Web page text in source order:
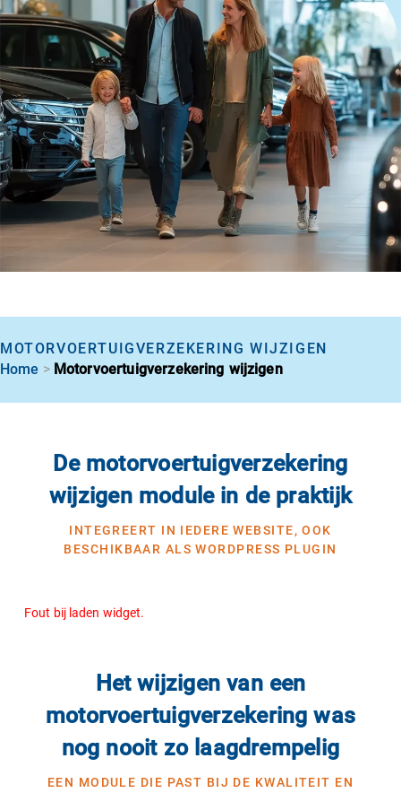
MOTORVOERTUIGVERZEKERING WIJZIGEN
Home > Motorvoertuigverzekering wijzigen
De motorvoertuigverzekering
wijzigen module in de praktijk
INTEGREERT IN IEDERE WEBSITE, OOK
BESCHIKBAAR ALS WORDPRESS PLUGIN
Fout bij laden widget.
Het wijzigen van een
motorvoertuigverzekering was
nog nooit zo laagdrempelig
EEN MODULE DIE PAST BIJ DE KWALITEIT EN